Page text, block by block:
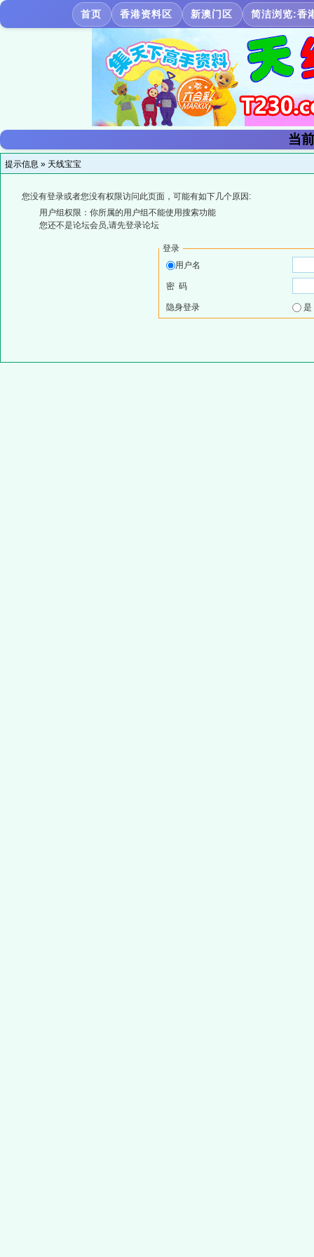
首页 香港资料区 新澳门区 简洁浏览:香
当
提示信息 » 天线宝宝
您没有登录或者您没有权限访问此页面，可能有如下几个原因:
用户组权限：你所属的用户组不能使用搜索功能
您还不是论坛会员,请先登录论坛
登录
用户名
密 码
隐身登录